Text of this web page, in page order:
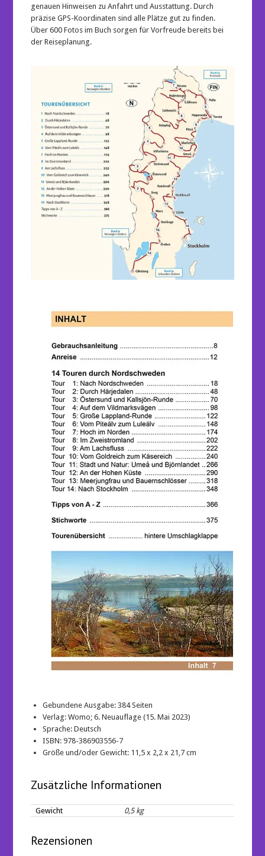
genauen Hinweisen zu Anfahrt und Ausstattung. Durch
präzise GPS-Koordinaten sind alle Plätze gut zu finden.
Über 600 Fotos im Buch sorgen für Vorfreude bereits bei
der Reiseplanung.
Gebundene Ausgabe: 384 Seiten
Verlag: Womo; 6. Neuauflage (15. Mai 2023)
Sprache: Deutsch
ISBN:978-386903556-7
Größe und/oder Gewicht: 11,5 x 2,2 x 21,7 cm
Zusätzliche Informationen
Gewicht 0,5 kg
Rezensionen